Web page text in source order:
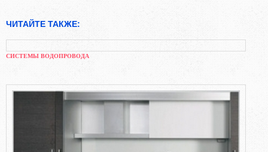
ЧИТАЙТЕ ТАКЖЕ:
СИСТЕМЫ ВОДОПРОВОДА